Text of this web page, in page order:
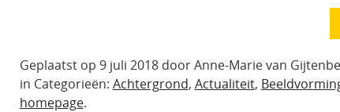
Geplaatst op 9 juli 2018 door Anne-Marie van
in Categorieën: Achtergrond, Actualiteit,
homepage.